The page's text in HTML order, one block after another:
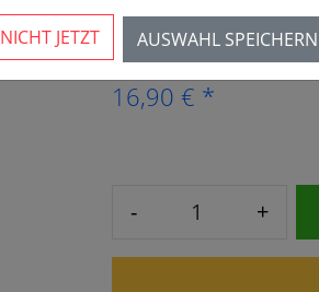
Mehr als 10 verfügbar
16,90 € *
- +
AUSWAHL SPEICHERN
NICHT JETZT